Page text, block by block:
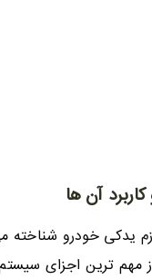
آن ها
یدکی خودرو
ترین اجزای سیستم